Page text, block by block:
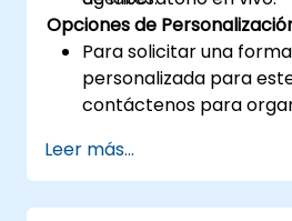
Opciones de
Para solicitar una
personalizada para
contáctenos para
Leer más...